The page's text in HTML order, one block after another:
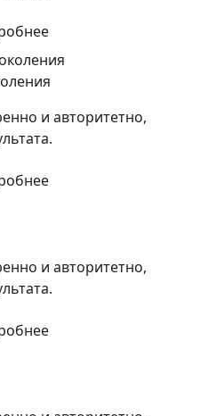
и авторитетно,
и авторитетно,